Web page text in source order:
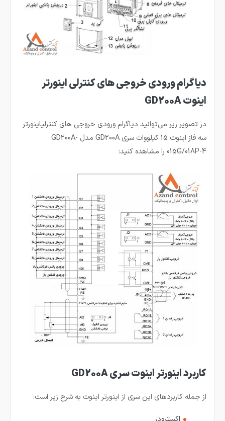
دیاگرام ورودی خروجی های کنترلی اینورتر
اینوت GD200A
در تصویر زیر می‌توانید دیاگرام ورودی خروجی های کنترلیاینورتر
سه فاز اینوت 15 کیلووات سری GD200A مدل GD200A-
015G/018P-4 را مشاهده کنید:
کاربرد اینورتر اینوت سری GD200A
از جمله کاربردهای این سری از اینورتر اینوت به شرح زیر است: